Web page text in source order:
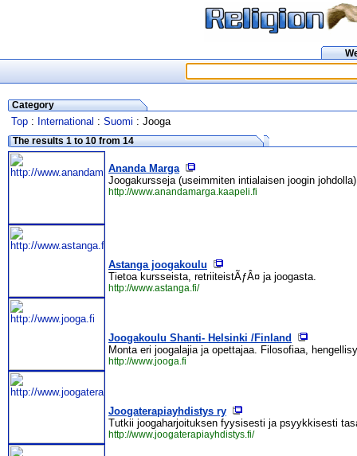
Category
Top : International : Suomi : Jooga
The results 1 to 10 from 14
Ananda Marga
Joogakursseja (useimmiten intialaisen joogin
http://www.anandamarga.kaapeli.fi
Astanga joogakoulu
Tietoa kursseista, retriiteistÃƒÂ¤ ja joogasta.
http://www.astanga.fi/
Joogakoulu Shanti- Helsinki /Finland
Monta eri joogalajia ja opettajaa. Filosofiaa,
http://www.jooga.fi
Joogaterapiayhdistys ry
Tutkii joogaharjoituksen fyysisesti ja psyykkisesti
http://www.joogaterapiayhdistys.fi/